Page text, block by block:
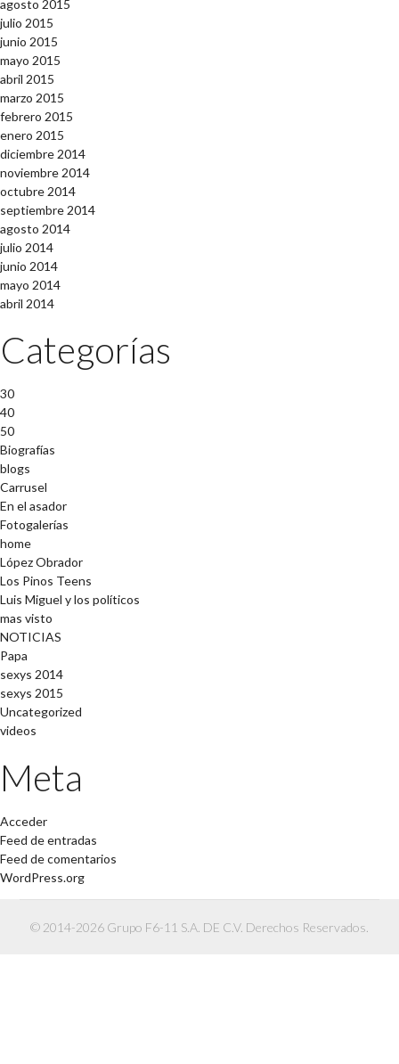
agosto 2015
julio 2015
junio 2015
mayo 2015
abril 2015
marzo 2015
febrero 2015
enero 2015
diciembre 2014
noviembre 2014
octubre 2014
septiembre 2014
agosto 2014
julio 2014
junio 2014
mayo 2014
abril 2014
Categorías
30
40
50
Biografías
blogs
Carrusel
En el asador
Fotogalerías
home
López Obrador
Los Pinos Teens
Luis Miguel y los políticos
mas visto
NOTICIAS
Papa
sexys 2014
sexys 2015
Uncategorized
videos
Meta
Acceder
Feed de entradas
Feed de comentarios
WordPress.org
© 2014-2026 Grupo F6-11 S.A. DE C.V. Derechos Reservados.